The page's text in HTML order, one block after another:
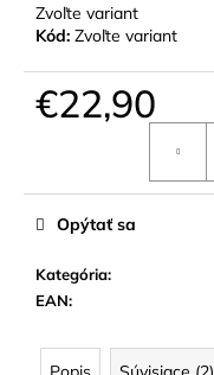
Zvoľte variant
Kód: Zvoľte variant
€22,90
Kategória:
EAN:
Opýtať sa